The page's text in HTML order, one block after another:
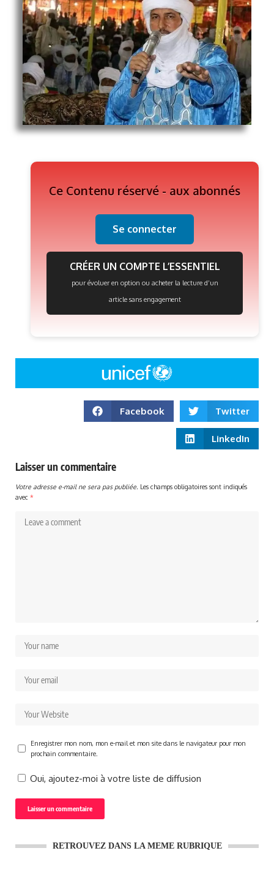
Ce Contenu réservé - aux abonnés
Se connecter
CRÉER UN COMPTE L’ESSENTIEL
pour évoluer en option ou acheter la lecture d’un
article sans engagement
Facebook Twitter
LinkedIn
Laisser un commentaire
Votre adresse e-mail ne sera pas publiée. Les champs obligatoires sont indiqués
avec *
Enregistrer mon nom, mon e-mail et mon site dans le navigateur pour mon
prochain commentaire.
Oui, ajoutez-moi à votre liste de diffusion
RETROUVEZ DANS LA MEME RUBRIQUE